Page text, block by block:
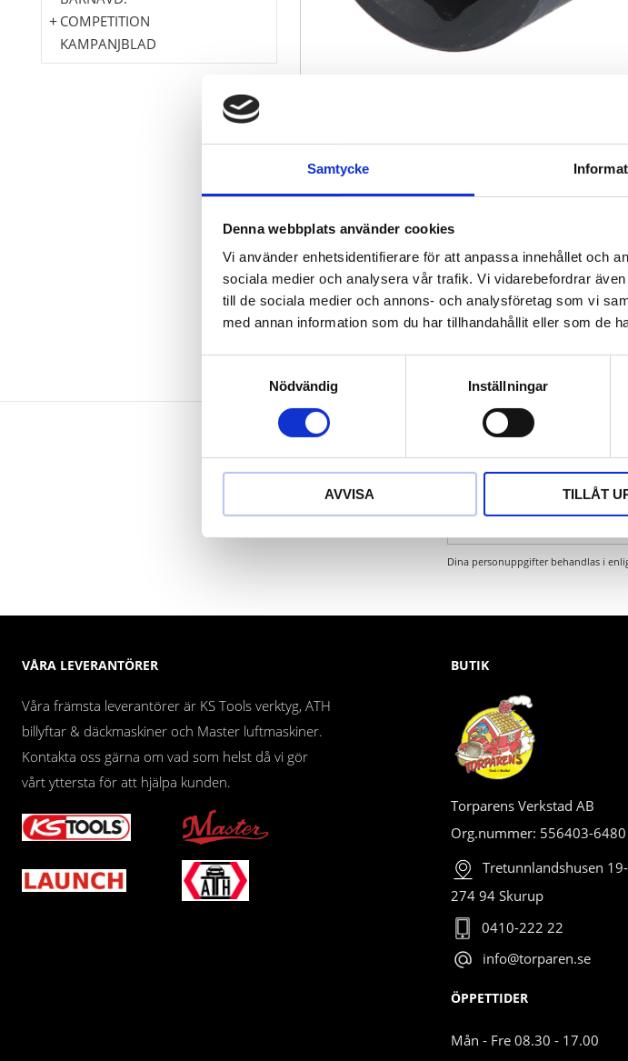
Samtycke
Denna webbplats använder cookies
Vi använder enhetsidentifierare för att anpassa innehållet och
sociala medier och analysera vår trafik. Vi vidarebefordrar
till de sociala medier och annons- och analysföretag som vi
med annan information som du har tillhandahållit eller som de
Nödvändig
Inställningar
AVVISA TILLÅT
6-kant
enligt DIN 3129 / ISO 2725-2
För maskinaktivering
Behandlat med fosfor
Krom molybden
COMPETITION
KAMPANJBLAD
Dina personuppgifter behandlas i
VÅRA LEVERANTÖRER
Våra främsta leverantörer är KS Tools verktyg, ATH
billyftar & däckmaskiner och Master luftmaskiner.
Kontakta oss gärna om vad som helst då vi gör
vårt yttersta för att hjälpa kunden.
BUTIK
Torparens Verkstad AB
Org.nummer: 556403-6480
Tretunnlandshusen
274 94 Skurup
0410-222 22
info@torparen.se
ÖPPETTIDER
Mån - Fre 08.30 - 17.00